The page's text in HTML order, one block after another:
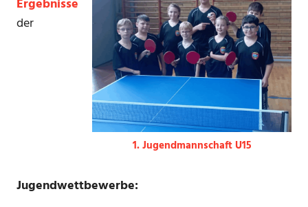
1. Jugendmannschaft U15
Ergebnisse
der
Jugendwettbewerbe: